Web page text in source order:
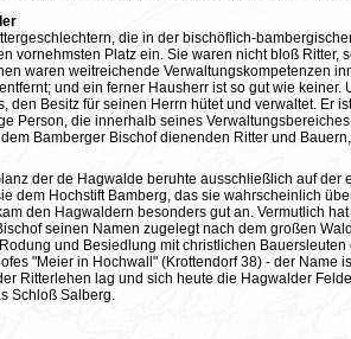
die in der bischöflich-
vornehmsten Platz ein. Sie waren nicht bloß
waren weitreichende Verwaltungskompetenzen
und ein ferner Hausherr ist so gut wie
den Besitz für seinen Herrn hütet und verwaltet. Er
Person, die innerhalb seines
Bamberger Bischof dienenden Ritter und
der de Hagwalde beruhte ausschließlich auf
dem Hochstift Bamberg, das sie wahrscheinlich
den Hagwaldern besonders gut an. Vermutlich
seinen Namen zugelegt nach dem großen
und Besiedlung mit christlichen
"Meier in Hochwall" (Krottendorf 38) - der Name
Ritterlehen lag und sich heute die Hagwalder
Schloß Salberg.